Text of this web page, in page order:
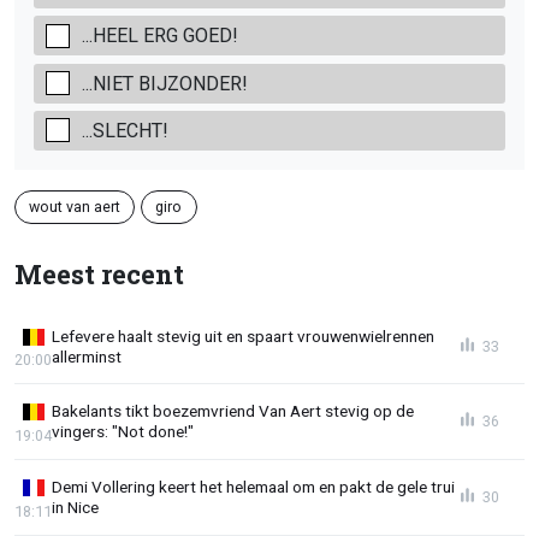
...HEEL ERG GOED!
...NIET BIJZONDER!
...SLECHT!
wout van aert giro
Meest recent
Lefevere haalt stevig uit en spaart vrouwenwielrennen
allerminst
20:00
33
Bakelants tikt boezemvriend Van Aert stevig op de
vingers: "Not done!"
19:04
36
Demi Vollering keert het helemaal om en pakt de gele trui
in Nice
18:11
30